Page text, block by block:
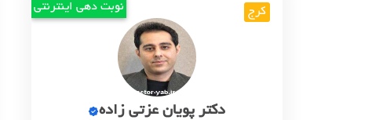
کرج نوبت دهی اینترنتی
دکتر پویان عزتی‌ زاده